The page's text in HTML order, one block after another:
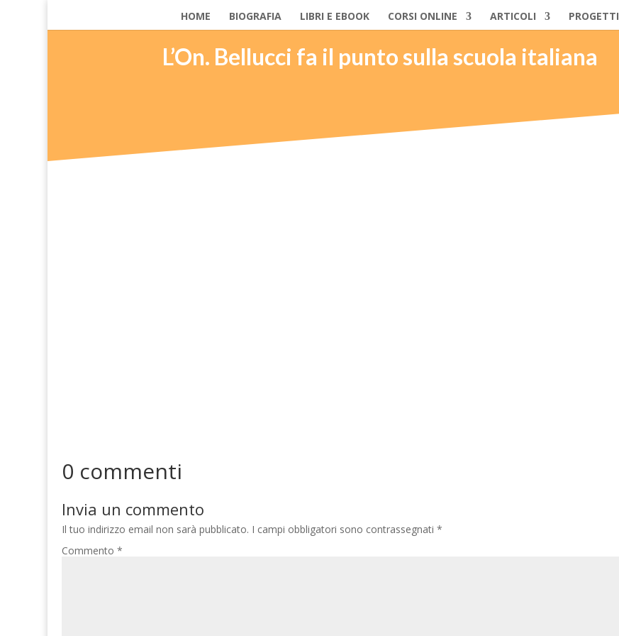
HOME BIOGRAFIA LIBRI E EBOOK CORSI ONLINE ARTICOLI PROGETTI
L’On. Bellucci fa il punto sulla scuola italiana
0 commenti
Invia un commento
Il tuo indirizzo email non sarà pubblicato. I campi obbligatori sono contrassegnati*
Commento*